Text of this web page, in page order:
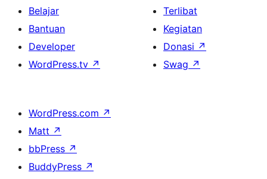
Belajar
Bantuan
Developer
WordPress.tv ↗
Terlibat
Kegiatan
Donasi ↗
Swag ↗
WordPress.com ↗
Matt ↗
bbPress ↗
BuddyPress ↗